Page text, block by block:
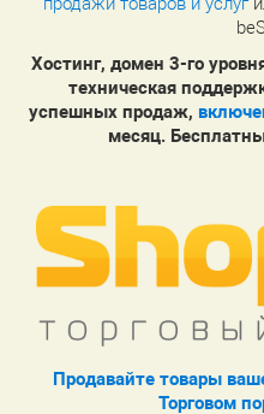
Хостинг, домен 3-го
техническая
успешных продаж,
месяц.
Продавайте товары
Торговом